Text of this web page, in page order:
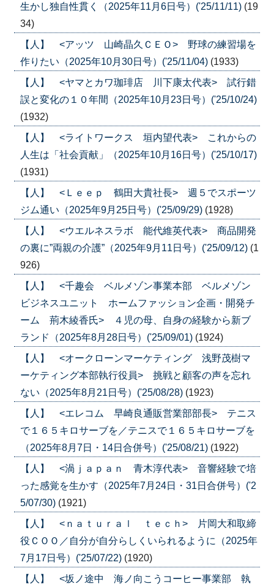
生かし独自性貫く（2025年11月6日号）('25/11/11) (19
34)
【人】 <アッツ 山崎晶久ＣＥＯ> 野球の練習場を
作りたい（2025年10月30日号）('25/11/04) (1933)
【人】 <ヤマとカワ珈琲店 川下康太代表> 試行錯
誤と変化の１０年間（2025年10月23日号）('25/10/24)
(1932)
【人】 <ライトワークス 垣内望代表> これからの
人生は「社会貢献」（2025年10月16日号）('25/10/17)
(1931)
【人】 <Ｌｅｅｐ 鶴田大貴社長> 週５でスポーツ
ジム通い（2025年9月25日号）('25/09/29) (1928)
【人】 <ウエルネスラボ 能代維英代表> 商品開発
の裏に”両親の介護”（2025年9月11日号）('25/09/12) (1
926)
【人】 <千趣会 ベルメゾン事業本部 ベルメゾン
ビジネスユニット ホームファッション企画・開発チ
ーム 荊木綾香氏> ４児の母、自身の経験から新ブ
ランド（2025年8月28日号）('25/09/01) (1924)
【人】 <オークローンマーケティング 浅野茂樹マ
ーケティング本部執行役員> 挑戦と顧客の声を忘れ
ない（2025年8月21日号）('25/08/28) (1923)
【人】 <エレコム 早崎良通販営業部部長> テニス
で１６５キロサーブを／テニスで１６５キロサーブを
（2025年8月7日・14日合併号）('25/08/21) (1922)
【人】 <渦ｊａｐａｎ 青木淳代表> 音響経験で培
った感覚を生かす（2025年7月24日・31日合併号）('2
5/07/30) (1921)
【人】 <ｎａｔｕｒａｌ ｔｅｃｈ> 片岡大和取締
役ＣＯＯ／自分が自分らしくいられるように（2025年
7月17日号）('25/07/22) (1920)
【人】 <坂ノ途中 海ノ向こうコーヒー事業部 執